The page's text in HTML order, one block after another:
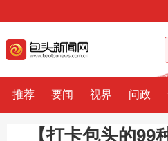
推荐 要闻 视界 问政
【打卡包头的99